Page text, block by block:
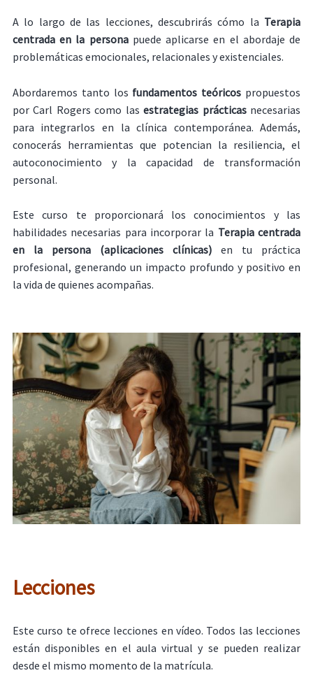
A lo largo de las lecciones, descubrirás cómo la Terapia
centrada en la personapuede aplicarse en el abordaje de
problemáticas emocionales, relacionales y existenciales.
Abordaremos tanto los fundamentos teóricos propuestos
por Carl Rogers como lasestrategias prácticasnecesarias
para integrarlos en la clínica contemporánea. Además,
conocerás herramientas que potencian la resiliencia, el
autoconocimiento y la capacidad de transformación
personal.
Este curso te proporcionará los conocimientos y las
habilidades necesarias para incorporar la Terapia centrada
en la persona (aplicaciones clínicas) en tu práctica
profesional, generando un impacto profundo y positivo en
la vida de quienes acompañas.
Lecciones
Este curso te ofrece lecciones en vídeo. Todos las lecciones
están disponibles en el aula virtual y se pueden realizar
desde el mismo momento de la matrícula.